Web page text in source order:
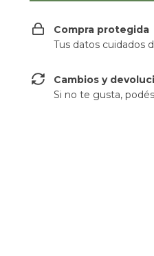
Compra protegida
Tus datos cuidados
Cambios y
Si no te gusta,